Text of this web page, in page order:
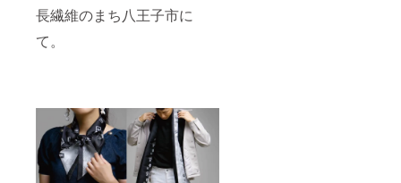
長繊維のまち八王子市に
て。